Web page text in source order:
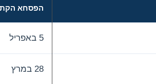
הפסחא
5 באפריל
28 במרץ